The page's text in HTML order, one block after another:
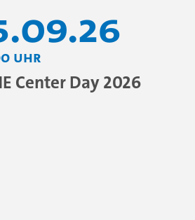
Uhr
Center Day 2026